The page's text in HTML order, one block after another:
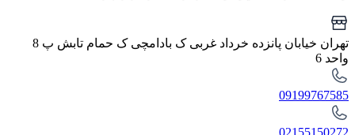
تهران خیابان پانزده خرداد غربی ک بادامچی ک حمام تابش پ 8
واحد 6
09199767585
02155150272